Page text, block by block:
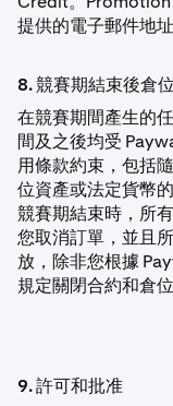
提供的電子郵件地址
8. 競賽期結束後倉
在競賽期間產生的
間及之後均受
用條款約束，包括
位資產或法定貨幣
競賽期結束時，所
您取消訂單，並且
放，除非您根據
規定關閉合約和倉位
9. 許可和批准